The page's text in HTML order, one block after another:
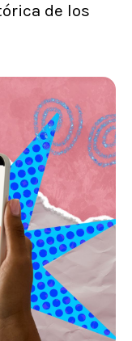
de los